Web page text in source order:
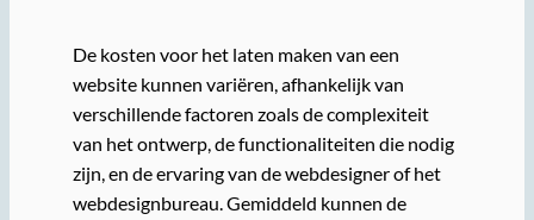
De kosten voor het laten maken van een
website kunnen variëren, afhankelijk van
verschillende factoren zoals de complexiteit
van het ontwerp, de functionaliteiten die nodig
zijn, en de ervaring van de webdesigner of het
webdesignbureau. Gemiddeld kunnen de